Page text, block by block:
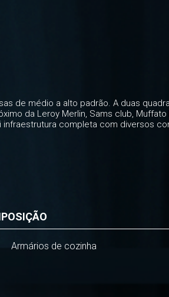
de médio a alto padrão. A duas
da Leroy Merlin, Sams club, Muffato
infraestrutura completa com diversos
Armários de cozinha